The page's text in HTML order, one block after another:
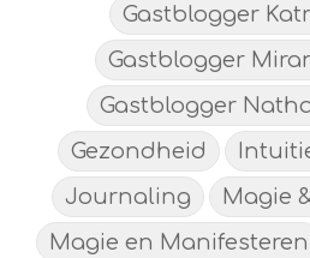
Gastblogger
Gastblogger
Gastblogger
Gezondheid
Journaling
Magie
Magie en Manifesteren